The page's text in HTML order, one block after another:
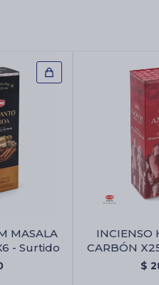
MASALA
- Surtido
INCIENSO
CARBÓN
Amor Y
$